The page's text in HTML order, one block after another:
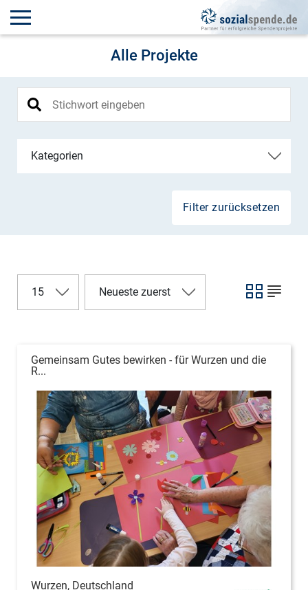
Alle Projekte
Kategorien
Filter zurücksetzen
15 Neueste zuerst
Gemeinsam Gutes bewirken - für Wurzen und die
R...
Wurzen, Deutschland